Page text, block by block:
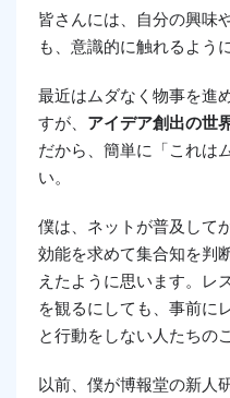
皆さんには、自分の興味
も、意識的に触れるよう
最近はムダなく物事を進
すが、 アイデア創出の世
だから、簡単に「これは
い。
僕は、ネットが普及して
効能を求めて集合知を判
えたように思います。レ
を観るにしても、事前に
と行動をしない人たちの
以前、僕が博報堂の新人